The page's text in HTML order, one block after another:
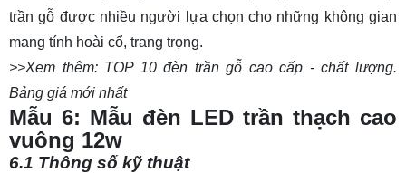
trần gỗ được nhiều người lựa chọn cho những không gian
mang tính hoài cổ, trang trọng.
>>Xem thêm: TOP 10 đèn trần gỗ cao cấp - chất lượng.
Bảng giá mới nhất
Mẫu 6: Mẫu đèn LED trần thạch cao
vuông 12w
6.1 Thông số kỹ thuật